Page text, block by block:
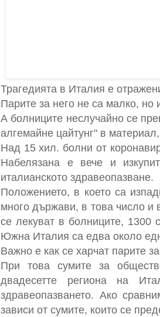
Трагедията в Италия е
Парите за него не са малко, но
А болниците неслучайно се
алгемайне цайтунг" в
Над 15 хил. болни от
Набелязана е вече и
италианското здравеопазване.
Положението, в което са
много държави, в това число и
се лекуват в болниците, 1300
Южна Италия са едва около
Важно е как се харчат парите
При това сумите за
двадесетте региона на
здравеопазването. Ако
зависи от сумите, които се